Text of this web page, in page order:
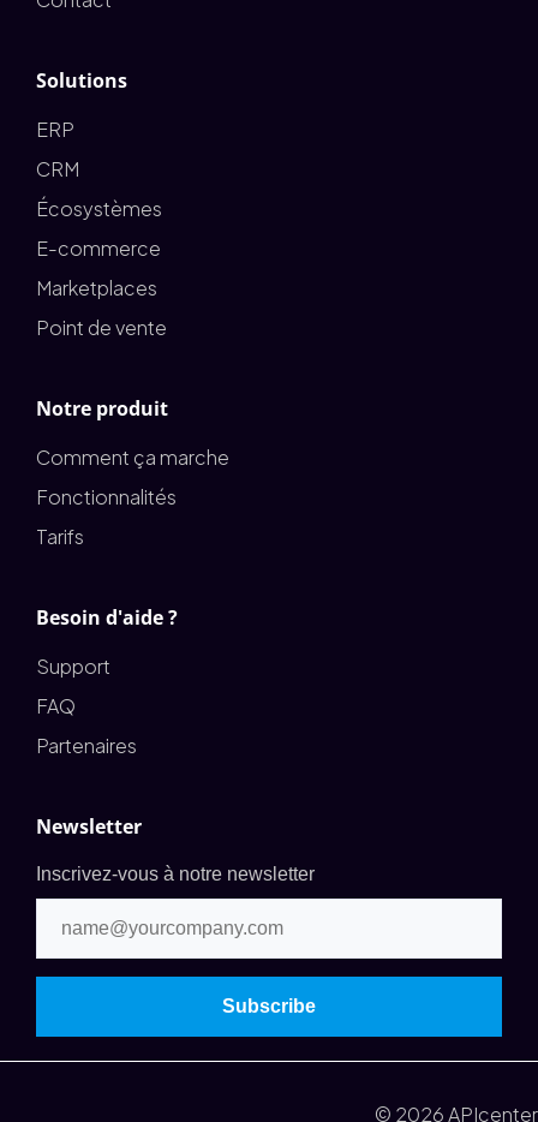
Solutions
ERP
CRM
Écosystèmes
E-commerce
Marketplaces
Point de vente
Notre produit
Comment ça marche
Fonctionnalités
Tarifs
Besoin d'aide ?
Support
FAQ
Partenaires
Newsletter
Inscrivez-vous à notre newsletter
© 2026 APIcenter